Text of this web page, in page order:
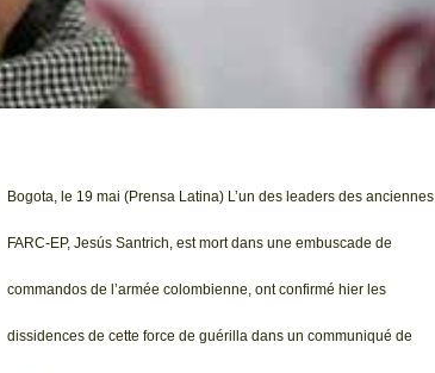
Bogota, le 19 mai (Prensa Latina) L’un des leaders des anciennes
FARC-EP, Jesús Santrich, est mort dans une embuscade de
commandos de l’armée colombienne, ont confirmé hier les
dissidences de cette force de guérilla dans un communiqué de